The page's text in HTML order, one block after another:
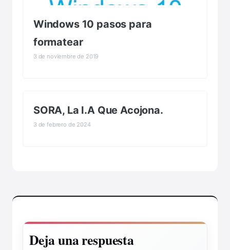
Windows 10 pasos para
formatear
3 de noviembre de 2019
SORA, La I.A Que Acojona.
3 de febrero de 2024
Deja una respuesta